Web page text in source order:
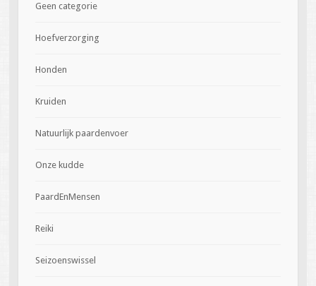
Geen categorie
Hoefverzorging
Honden
Kruiden
Natuurlijk paardenvoer
Onze kudde
PaardEnMensen
Reiki
Seizoenswissel